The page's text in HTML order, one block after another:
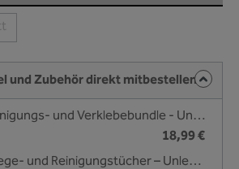
Option ist zurzeit nicht verfügbar.)
und Zubehör direkt mitbestellen
Reinigungs- und Verklebebundle - Unleazhed
18,99 €
Pflege- und Reinigungstücher – Unleazhed